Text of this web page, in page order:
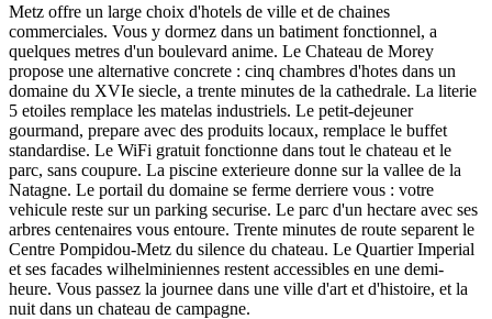
Metz offre un large choix d'hotels de ville et de chaines
commerciales. Vous y dormez dans un batiment fonctionnel, a
quelques metres d'un boulevard anime. Le Chateau de Morey
propose une alternative concrete : cinq chambres d'hotes dans un
domaine du XVIe siecle, a trente minutes de la cathedrale. La literie
5 etoiles remplace les matelas industriels. Le petit-dejeuner
gourmand, prepare avec des produits locaux, remplace le buffet
standardise. Le WiFi gratuit fonctionne dans tout le chateau et le
parc, sans coupure. La piscine exterieure donne sur la vallee de la
Natagne. Le portail du domaine se ferme derriere vous : votre
vehicule reste sur un parking securise. Le parc d'un hectare avec ses
arbres centenaires vous entoure. Trente minutes de route separent le
Centre Pompidou-Metz du silence du chateau. Le Quartier Imperial
et ses facades wilhelminiennes restent accessibles en une demi-
heure. Vous passez la journee dans une ville d'art et d'histoire, et la
nuit dans un chateau de campagne.